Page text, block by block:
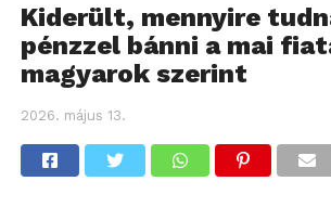
Kiderült, mennyire
pénzzel bánni a mai
magyarok szerint
2026. május 13.